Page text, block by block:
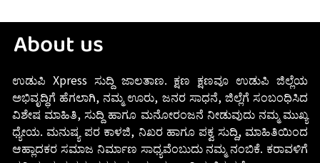
About us
ಉಡುಪಿ Xpress ಸುದ್ದಿ ಜಾಲತಾಣ. ಕ್ಷಣ ಕ್ಷಣವೂ ಉಡುಪಿ ಜಿಲ್ಲೆಯ
ಅಭಿವೃದ್ಧಿಗೆ ಹೆಗಲಾಗಿ, ನಮ್ಮ ಊರು, ಜನರ ಸಾಧನೆ, ಜಿಲ್ಲೆಗೆ ಸಂಬಂಧಿಸಿದ
ವಿಶೇಷ ಮಾಹಿತಿ, ಸುದ್ದಿ ಹಾಗೂ ಮನೋರಂಜನೆ ನೀಡುವುದು ನಮ್ಮ ಮುಖ್ಯ
ಧ್ಯೇಯ. ಮನುಷ್ಯ ಪರ ಕಾಳಜಿ, ನಿಖರ ಹಾಗೂ ಪಕ್ವ ಸುದ್ದಿ, ಮಾಹಿತಿಯಿಂದ
ಆಹ್ಲಾದಕರ ಸಮಾಜ ನಿರ್ಮಾಣ ಸಾಧ್ಯವೆಂಬುದು ನಮ್ಮ ನಂಬಿಕೆ. ಕರಾವಳಿಗೆ